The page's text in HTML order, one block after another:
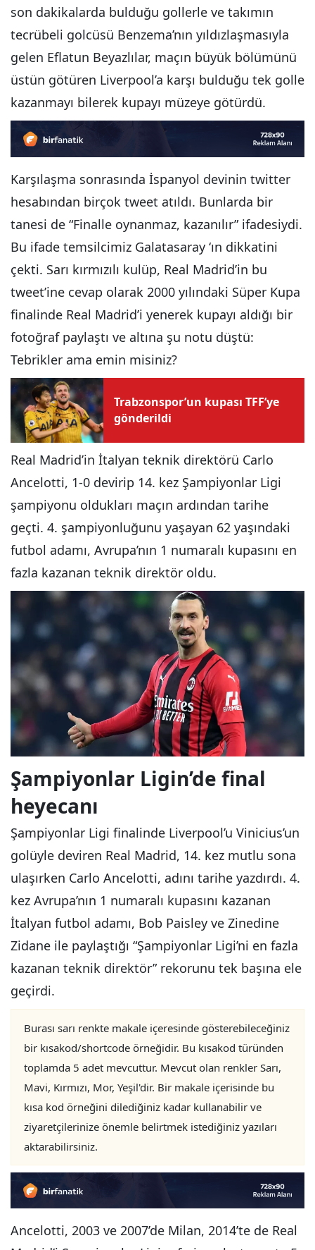
son dakikalarda bulduğu gollerle ve takımın
tecrübeli golcüsü Benzema’nın yıldızlaşmasıyla
gelen Eflatun Beyazlılar, maçın büyük bölümünü
üstün götüren Liverpool’a karşı bulduğu tek golle
kazanmayı bilerek kupayı müzeye götürdü.
Karşılaşma sonrasında İspanyol devinin twitter
hesabından birçok tweet atıldı. Bunlarda bir
tanesi de “Finalle oynanmaz, kazanılır” ifadesiydi.
Bu ifade temsilcimiz Galatasaray ‘ın dikkatini
çekti. Sarı kırmızılı kulüp, Real Madrid’in bu
tweet’ine cevap olarak 2000 yılındaki Süper Kupa
finalinde Real Madrid’i yenerek kupayı aldığı bir
fotoğraf paylaştı ve altına şu notu düştü:
Tebrikler ama emin misiniz?
Trabzonspor’un kupası TFF’ye
gönderildi
Real Madrid’in İtalyan teknik direktörü Carlo
Ancelotti, 1-0 devirip 14. kez Şampiyonlar Ligi
şampiyonu oldukları maçın ardından tarihe
geçti. 4. şampiyonluğunu yaşayan 62 yaşındaki
futbol adamı, Avrupa’nın 1 numaralı kupasını en
fazla kazanan teknik direktör oldu.
Şampiyonlar Ligin’de final
heyecanı
Şampiyonlar Ligi finalinde Liverpool’u Vinicius’un
golüyle deviren Real Madrid, 14. kez mutlu sona
ulaşırken Carlo Ancelotti, adını tarihe yazdırdı. 4.
kez Avrupa’nın 1 numaralı kupasını kazanan
İtalyan futbol adamı, Bob Paisley ve Zinedine
Zidane ile paylaştığı “Şampiyonlar Ligi’ni en fazla
kazanan teknik direktör” rekorunu tek başına ele
geçirdi.
Burası sarı renkte makale içeresinde gösterebileceğiniz
bir kısakod/shortcode örneğidir. Bu kısakod türünden
toplamda 5 adet mevcuttur. Mevcut olan renkler Sarı,
Mavi, Kırmızı, Mor, Yeşil'dir. Bir makale içerisinde bu
kısa kod örneğini dilediğiniz kadar kullanabilir ve
ziyaretçilerinize önemle belirtmek istediğiniz yazıları
aktarabilirsiniz.
Ancelotti, 2003 ve 2007’de Milan, 2014’te de Real